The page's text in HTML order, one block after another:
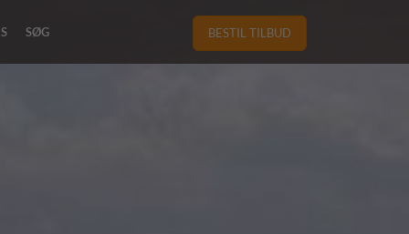
SØG BESTIL TILBUD